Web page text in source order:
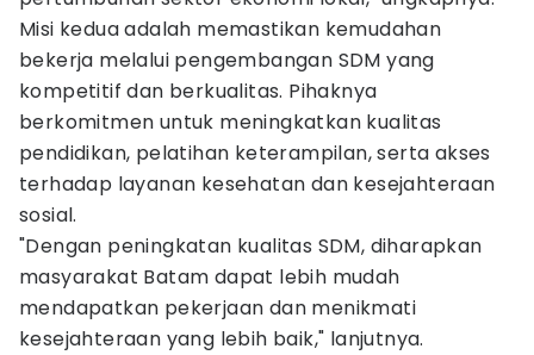
Misi kedua adalah memastikan kemudahan
bekerja melalui pengembangan SDM yang
kompetitif dan berkualitas. Pihaknya
berkomitmen untuk meningkatkan kualitas
pendidikan, pelatihan keterampilan, serta akses
terhadap layanan kesehatan dan kesejahteraan
sosial.
"Dengan peningkatan kualitas SDM, diharapkan
masyarakat Batam dapat lebih mudah
mendapatkan pekerjaan dan menikmati
kesejahteraan yang lebih baik," lanjutnya.